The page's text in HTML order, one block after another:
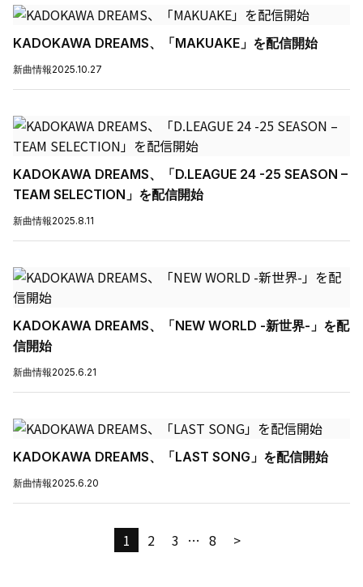
KADOKAWA DREAMS、「MAKUAKE」を配信開始
新曲情報2025.10.27
KADOKAWA DREAMS、「D.LEAGUE 24 -25 SEASON –
TEAM SELECTION」を配信開始
新曲情報2025.8.11
KADOKAWA DREAMS、「NEW WORLD -新世界-」を配
信開始
新曲情報2025.6.21
KADOKAWA DREAMS、「LAST SONG」を配信開始
新曲情報2025.6.20
1 2 3 … 8 >